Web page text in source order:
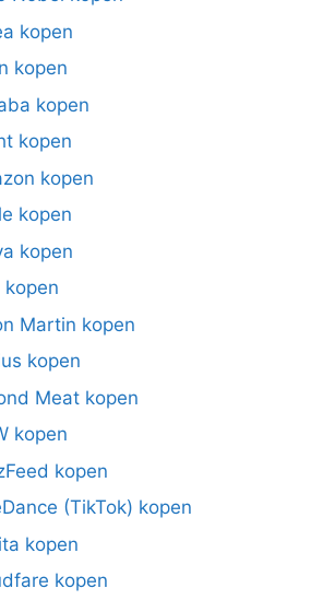
kopen
kopen
kopen
kopen
kopen
kopen
kopen
kopen
Martin kopen
kopen
Meat kopen
kopen
kopen
(TikTok) kopen
kopen
kopen